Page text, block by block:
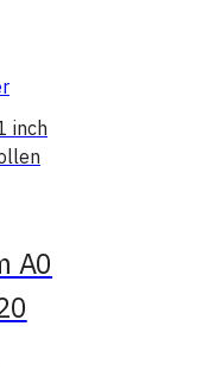
inch
A0